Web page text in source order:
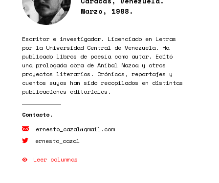
Marzo, 1988.
Escritor e investigador. Licenciado en Letras
por la Universidad Central de Venezuela. Ha
publicado libros de poesía como autor. Editó
una prologada obra de Aníbal Nazoa y otros
proyectos literarios. Crónicas, reportajes y
cuentos suyos han sido recopilados en distintas
publicaciones editoriales.
ernesto_cazal@gmail.com
ernesto_cazal
Leer columnas